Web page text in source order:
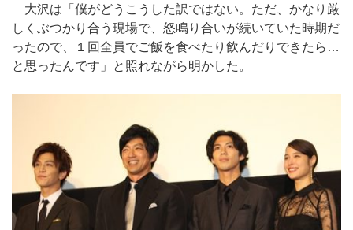
大沢は「僕がどうこうした訳ではない。ただ、かなり厳
しくぶつかり合う現場で、怒鳴り合いが続いていた時期だ
ったので、１回全員でご飯を食べたり飲んだりできたら…
と思ったんです」と照れながら明かした。